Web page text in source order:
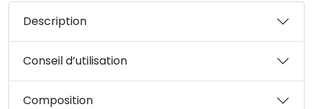
Description
Conseil d’utilisation
Composition